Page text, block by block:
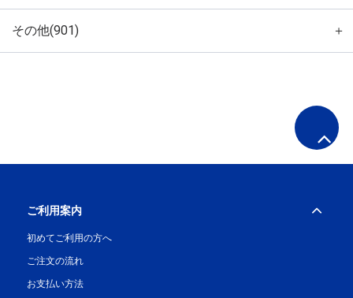
その他(901) ＋
ご利用案内
初めてご利用の方へ
ご注文の流れ
お支払い方法